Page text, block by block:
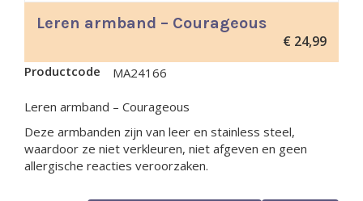
Leren armband – Courageous
€ 24,99
Productcode MA24166
Leren armband – Courageous
Deze armbanden zijn van leer en stainless steel,
waardoor ze niet verkleuren, niet afgeven en geen
allergische reacties veroorzaken.